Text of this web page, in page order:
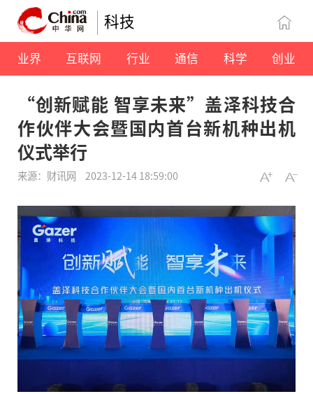
科技
业界 互联网 行业 通信 科学 创业
“创新赋能 智享未来”盖泽科技合
作伙伴大会暨国内首台新机种出机
仪式举行
来源：财讯网 2023-12-14 18:59:00